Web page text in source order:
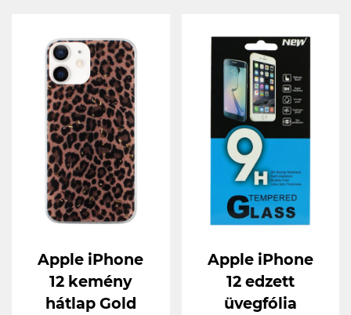
Apple iPhone
12 kemény
hátlap Gold
Apple iPhone
12 edzett
üvegfólia